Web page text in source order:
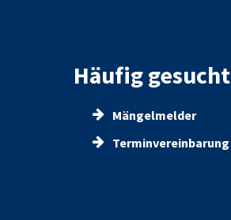
Häufig gesucht
Mängelmelder
Terminvereinbarung